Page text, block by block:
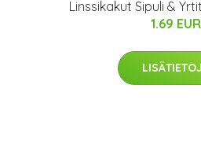
Linssikakut Sipuli &
1.69 EUR